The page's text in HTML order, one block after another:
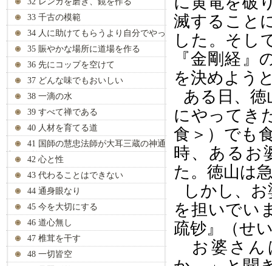
33 千古の模範
34 人に助けてもらうより自分でやっ
35 賑やかな場所に道場を作る
36 先にコップを空けて
37 どんな味でもおいしい
38 一滴の水
39 すべて禅である
40 人材を育てる道
41 国師の慧忠法師が大耳三蔵の神通
力を見抜く42 心と性
43 代わることはできない
44 通身眼なり
45 今を大切にする
46 道心無し
47 椎茸を干す
48 一切皆空
滅すること
した。そし
『金剛経
を決めよう
ある日、
にやってき
食 ＞ ）でも
時、あるお
た。徳山は
しかし、
を担いでい
疏钞』（せ
お婆さん